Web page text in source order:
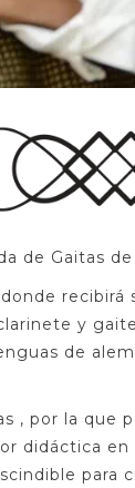
de Gaitas
y
de
, por la
didáctica
para